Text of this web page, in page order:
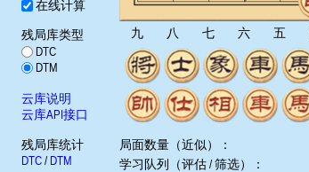
在线计算
残局库类型
DTC
DTM
云库说明
云库API接口
残局库统计
DTC/ DTM
九 八 七 六 五
局面数量（近似）：
学习队列（评估 / 筛选）：